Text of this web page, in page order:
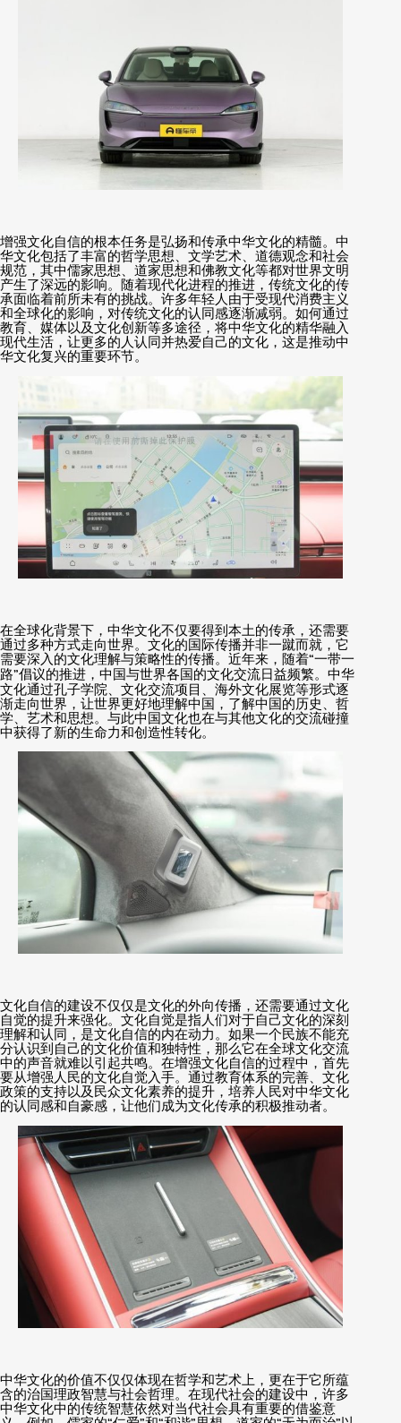
增强文化自信的根本任务是弘扬和传承中华文化的精髓。中
华文化包括了丰富的哲学思想、文学艺术、道德观念和社会
规范，其中儒家思想、道家思想和佛教文化等都对世界文明
产生了深远的影响。随着现代化进程的推进，传统文化的传
承面临着前所未有的挑战。许多年轻人由于受现代消费主义
和全球化的影响，对传统文化的认同感逐渐减弱。如何通过
教育、媒体以及文化创新等多途径，将中华文化的精华融入
现代生活，让更多的人认同并热爱自己的文化，这是推动中
华文化复兴的重要环节。
在全球化背景下，中华文化不仅要得到本土的传承，还需要
通过多种方式走向世界。文化的国际传播并非一蹴而就，它
需要深入的文化理解与策略性的传播。近年来，随着“一带一
路”倡议的推进，中国与世界各国的文化交流日益频繁。中华
文化通过孔子学院、文化交流项目、海外文化展览等形式逐
渐走向世界，让世界更好地理解中国，了解中国的历史、哲
学、艺术和思想。与此中国文化也在与其他文化的交流碰撞
中获得了新的生命力和创造性转化。
文化自信的建设不仅仅是文化的外向传播，还需要通过文化
自觉的提升来强化。文化自觉是指人们对于自己文化的深刻
理解和认同，是文化自信的内在动力。如果一个民族不能充
分认识到自己的文化价值和独特性，那么它在全球文化交流
中的声音就难以引起共鸣。在增强文化自信的过程中，首先
要从增强人民的文化自觉入手。通过教育体系的完善、文化
政策的支持以及民众文化素养的提升，培养人民对中华文化
的认同感和自豪感，让他们成为文化传承的积极推动者。
中华文化的价值不仅仅体现在哲学和艺术上，更在于它所蕴
含的治国理政智慧与社会哲理。在现代社会的建设中，许多
中华文化中的传统智慧依然对当代社会具有重要的借鉴意